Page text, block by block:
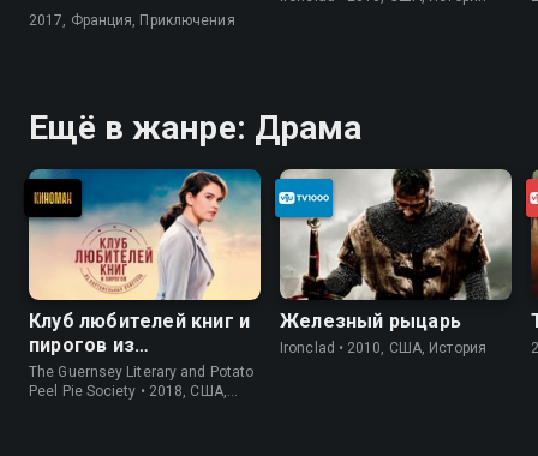
2017, Франция, Приключения
Ещё в жанре: Драма
Клуб любителей книг и
пирогов из
картофельных
очистков
The Guernsey Literary and Potato
Peel Pie Society • 2018, США,
Железный рыцарь
Ironclad • 2010, США, История